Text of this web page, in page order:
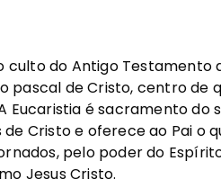
do Antigo Testamento
de Cristo, centro de
é sacramento do
Cristo e oferece ao Pai o
pelo poder do
Jesus Cristo.